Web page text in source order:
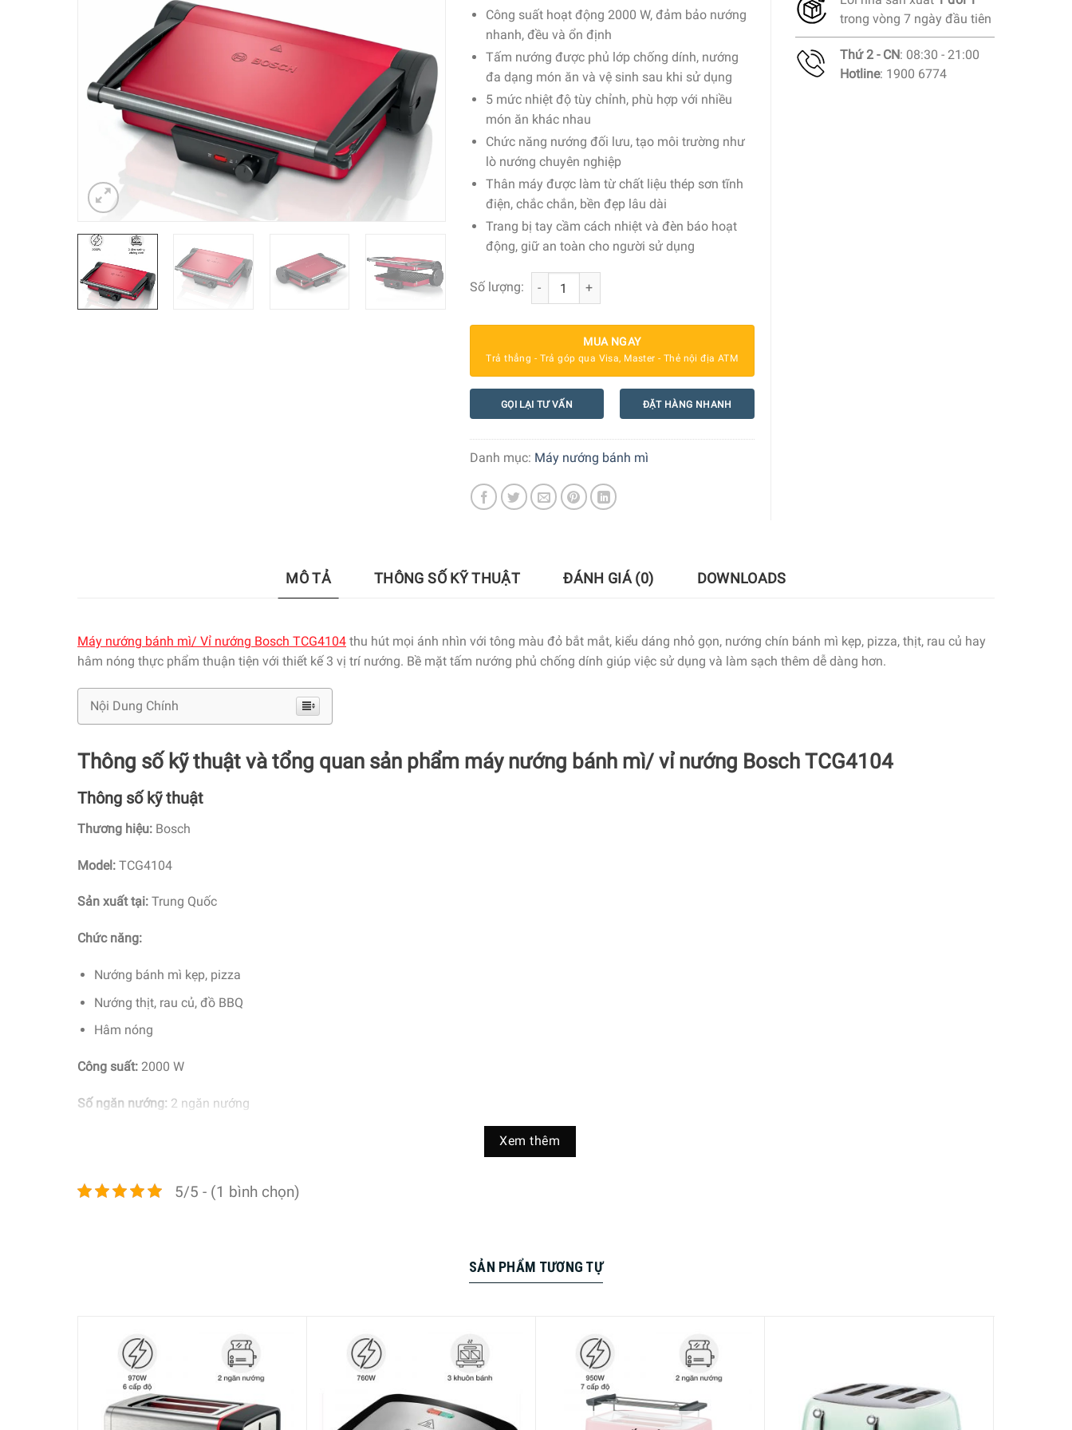
Công suất hoạt động 2000 W, đảm bảo nướng
nhanh, đều và ổn định
Tấm nướng được phủ lớp chống dính, nướng
đa dạng món ăn và vệ sinh sau khi sử dụng
5 mức nhiệt độ tùy chỉnh, phù hợp với nhiều
món ăn khác nhau
Chức năng nướng đối lưu, tạo môi trường như
lò nướng chuyên nghiệp
Thân máy được làm từ chất liệu thép sơn tĩnh
điện, chắc chắn, bền đẹp lâu dài
Trang bị tay cầm cách nhiệt và đèn báo hoạt
động, giữ an toàn cho người sử dụng
Số lượng: Máy nướng bánh mì/ Vỉ nướng Bosch TCG4104 số lượng
MUA NGAY
Trả thẳng - Trả góp qua Visa, Master - Thẻ nội địa ATM
GỌI LẠI TƯ VẤN ĐẶT HÀNG NHANH
Danh mục: Máy nướng bánh mì
trong vòng 7 ngày đầu tiên
Thứ 2 - CN: 08:30 - 21:00
Hotline: 1900 6774
MÔ TẢ THÔNG SỐ KỸ THUẬT ĐÁNH GIÁ (0) DOWNLOADS
Máy nướng bánh mì/ Vỉ nướng Bosch TCG4104 thu hút mọi ánh nhìn với tông màu đỏ bắt mắt, kiểu dáng nhỏ gọn, nướng chín bánh mì kẹp, pizza, thịt, rau củ hay
hâm nóng thực phẩm thuận tiện với thiết kế 3 vị trí nướng. Bề mặt tấm nướng phủ chống dính giúp việc sử dụng và làm sạch thêm dễ dàng hơn.
Nội Dung Chính
Thông số kỹ thuật và tổng quan sản phẩm máy nướng bánh mì/ vỉ nướng Bosch TCG4104
Thông số kỹ thuật
Thương hiệu: Bosch
Model: TCG4104
Sản xuất tại: Trung Quốc
Chức năng:
Nướng bánh mì kẹp, pizza
Nướng thịt, rau củ, đồ BBQ
Hâm nóng
Công suất: 2000 W
Số ngăn nướng: 2 ngăn nướng
Tấm nướng có lớp phủ chống dính, vệ sinh an toàn bằng mát rửa chén
Trang bị 2 khay hứng mỡ thừa có thể tháo rời
Kích thước – Khối lượng:Cao 11,5 cm x Ngang 40 cm x Sâu 33 cm – 3,7 kg
Xem thêm
5/5 - (1 bình chọn)
SẢN PHẨM TƯƠNG TỰ